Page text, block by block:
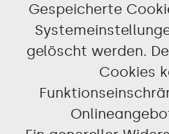
Gespeicherte
gelöscht werden.
Cookies